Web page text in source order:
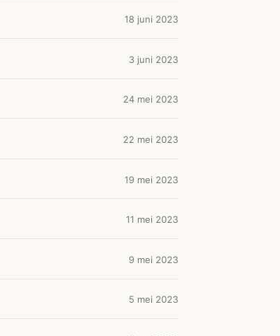
18 juni 2023
3 juni 2023
24 mei 2023
22 mei 2023
19 mei 2023
11 mei 2023
9 mei 2023
5 mei 2023